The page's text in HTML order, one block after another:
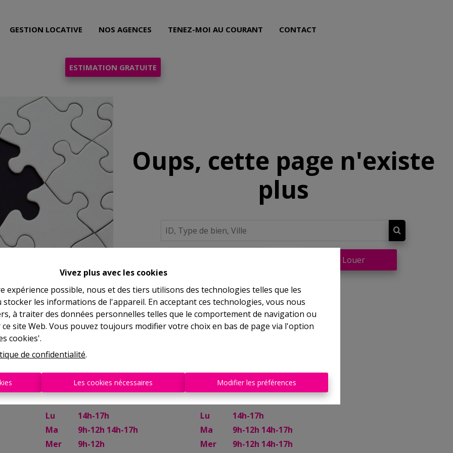
Vivez plus avec les cookies
expérience possible, nous et des tiers utilisons des technologies telles que les
les informations de l'appareil. En acceptant ces technologies, vous nous
à traiter des données personnelles telles que le comportement de navigation ou
site Web. Vous pouvez toujours modifier votre choix en bas de page via l'option
cookies'.
de confidentialité.
Les cookies nécessaires Modifier les préférences
GESTION LOCATIVE NOS AGENCES TENEZ-MOI AU COURANT CONTACT
ESTIMATION GRATUITE
Oups, cette page n'existe
plus
À Louer
Mettet
Rue Try Joly, 7
Lu
14h-17h
Ma
9h-12h 14h-17h
Mer
9h-12h
Nalinnes
Rue de Philippeville, 25
Lu
14h-17h
Ma
9h-12h 14h-17h
Mer
9h-12h 14h-17h